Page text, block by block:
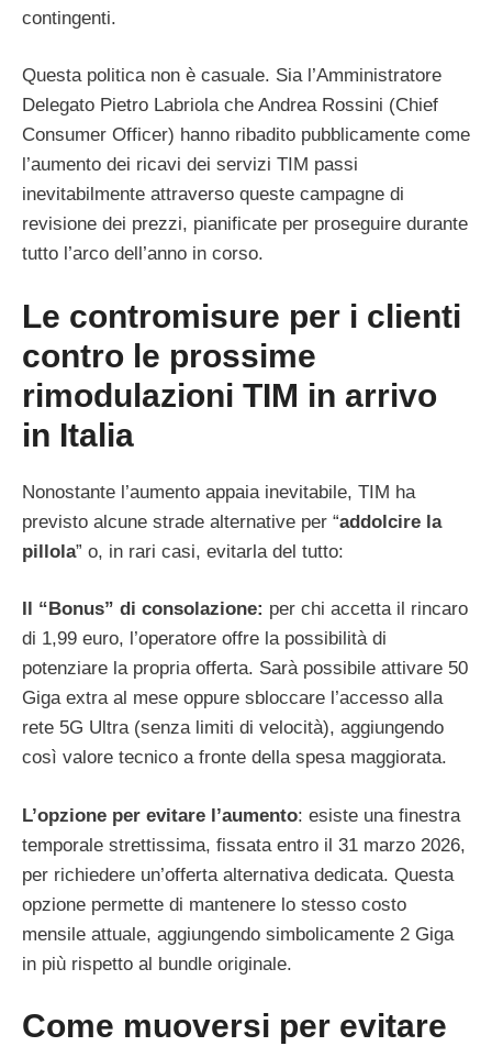
contingenti.
Questa politica non è casuale. Sia l’Amministratore
Delegato Pietro Labriola che Andrea Rossini (Chief
Consumer Officer) hanno ribadito pubblicamente come
l’aumento dei ricavi dei servizi TIM passi
inevitabilmente attraverso queste campagne di
revisione dei prezzi, pianificate per proseguire durante
tutto l’arco dell’anno in corso.
Le contromisure per i clienti
contro le prossime
rimodulazioni TIM in arrivo
in Italia
Nonostante l’aumento appaia inevitabile, TIM ha
previsto alcune strade alternative per “addolcire la
pillola” o, in rari casi, evitarla del tutto:
Il “Bonus” di consolazione: per chi accetta il rincaro
di 1,99 euro, l’operatore offre la possibilità di
potenziare la propria offerta. Sarà possibile attivare 50
Giga extra al mese oppure sbloccare l’accesso alla
rete 5G Ultra (senza limiti di velocità), aggiungendo
così valore tecnico a fronte della spesa maggiorata.
L’opzione per evitare l’aumento: esiste una finestra
temporale strettissima, fissata entro il 31 marzo 2026,
per richiedere un’offerta alternativa dedicata. Questa
opzione permette di mantenere lo stesso costo
mensile attuale, aggiungendo simbolicamente 2 Giga
in più rispetto al bundle originale.
Come muoversi per evitare